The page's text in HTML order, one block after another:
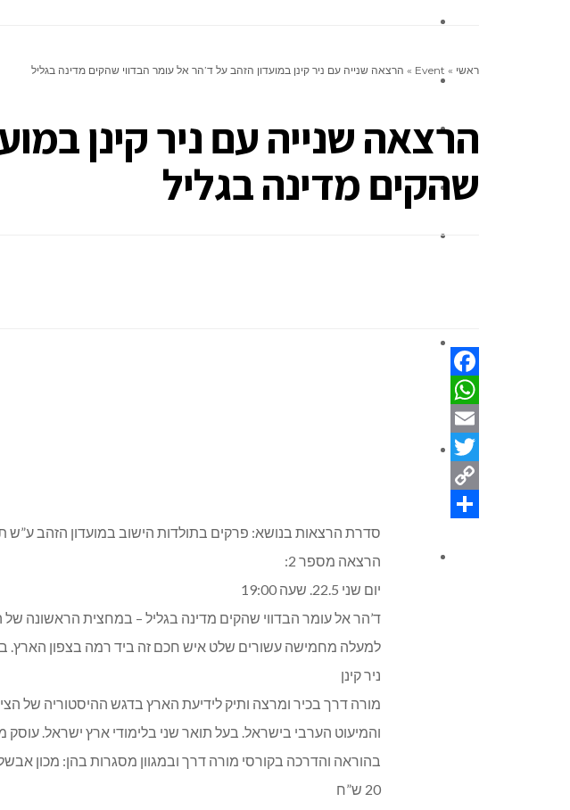
ניחומים
צור קשר
אלפון
ראשי »
Event
» הרצאה שנייה עם ניר קינן במועדון הזהב על ד’הר אל עומר הבדווי שהקים מדינה בגליל
הרצאה שנייה עם ניר קינן
שהקים מדינה בגליל
Facebook
WhatsApp
Email
Twitter
Copy
סדרת הרצאות בנושא: פרקים בתולדות הישוב במועדון הזהב ע”ש
הרצאה מספר 2:
יום שני 22.5. שעה 19:00
ד’הר אל עומר הבדווי שהקים מדינה בגליל – במחצית הראשונה של המאה ה-18 עלו לגדולה במרחבי הגליל בני משפחת זידאני
למעלה מחמישה עשורים שלט איש חכם זה ביד רמה בצפון הארץ.
ניר קינן
מורה דרך בכיר ומרצה ותיק לידיעת הארץ בדגש ההיסטוריה של
והמיעוט הערבי בישראל. בעל תואר שני בלימודי ארץ ישראל. עוסק
בהוראה והדרכה בקורסי מורה דרך ובמגוון מסגרות בהן: מכון
20 ש”ח